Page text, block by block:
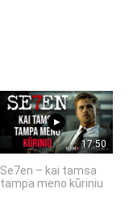
17:50
Se7en – kai tamsa
tampa meno kūriniu